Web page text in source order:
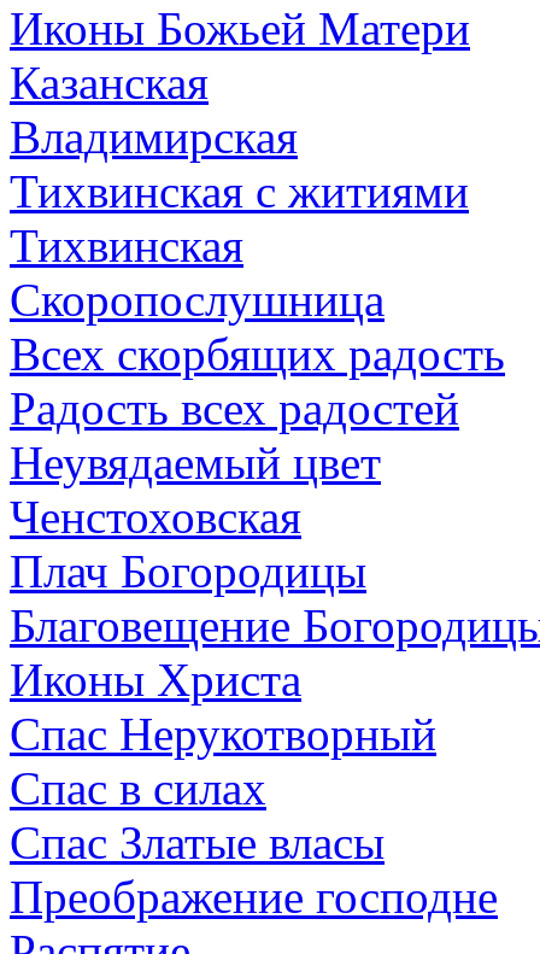
Иконы Божьей Матери
Казанская
Владимирская
Тихвинская с житиями
Тихвинская
Скоропослушница
Всех скорбящих радость
Радость всех радостей
Неувядаемый цвет
Ченстоховская
Плач Богородицы
Благовещение
Иконы Христа
Спас Нерукотворный
Спас в силах
Спас Златые власы
Преображение господне